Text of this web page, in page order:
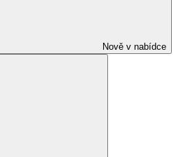
Nově v nabídce